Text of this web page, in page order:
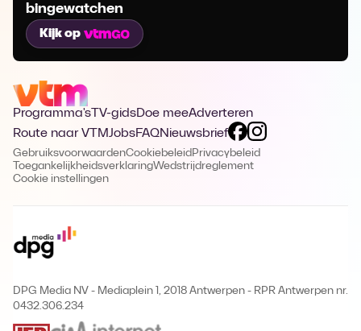
bingewatchen
Kijk op
Programma'sTV-gidsDoe meeAdverteren
Route naar VTMJobsFAQNieuwsbrief
GebruiksvoorwaardenCookiebeleid Privacybeleid
ToegankelijkheidsverklaringWedstrijdreglement
Cookie instellingen
DPG Media NV - Mediaplein 1, 2018 Antwerpen - RPR Antwerpen nr.
0432.306.234